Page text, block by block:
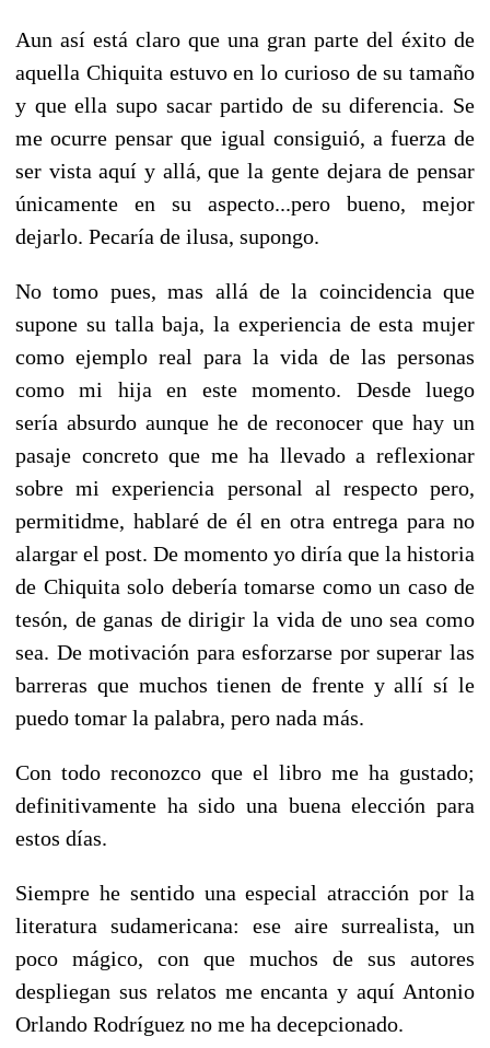
Aun así está claro que una gran parte del éxito de
aquella Chiquita estuvo en lo curioso de su tamaño
y que ella supo sacar partido de su diferencia. Se
me ocurre pensar que igual consiguió, a fuerza de
ser vista aquí y allá, que la gente dejara de pensar
únicamente en su aspecto...pero bueno, mejor
dejarlo. Pecaría de ilusa, supongo.
No tomo pues, mas allá de la coincidencia que
supone su talla baja, la experiencia de esta mujer
como ejemplo real para la vida de las personas
como mi hija en este momento. Desde luego
sería absurdo aunque he de reconocer que hay un
pasaje concreto que me ha llevado a reflexionar
sobre mi experiencia personal al respecto pero,
permitidme, hablaré de él en otra entrega para no
alargar el post. De momento yo diría que la historia
de Chiquita solo debería tomarse como un caso de
tesón, de ganas de dirigir la vida de uno sea como
sea. De motivación para esforzarse por superar las
barreras que muchos tienen de frente y allí sí le
puedo tomar la palabra, pero nada más.
Con todo reconozco que el libro me ha gustado;
definitivamente ha sido una buena elección para
estos días.
Siempre he sentido una especial atracción por la
literatura sudamericana: ese aire surrealista, un
poco mágico, con que muchos de sus autores
despliegan sus relatos me encanta y aquí Antonio
Orlando Rodríguez no me ha decepcionado.